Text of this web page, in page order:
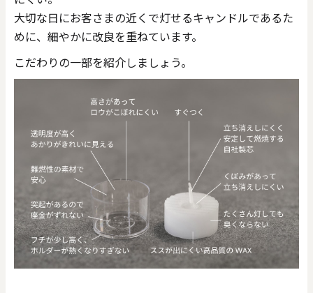
大切な日にお客さまの近くで灯せるキャンドルであるた
めに、細やかに改良を重ねています。
こだわりの一部を紹介しましょう。